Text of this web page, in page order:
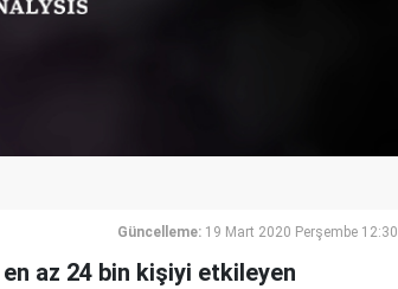
Güncelleme: 19 Mart 2020 Perşembe 12:30
en az 24 bin kişiyi etkileyen